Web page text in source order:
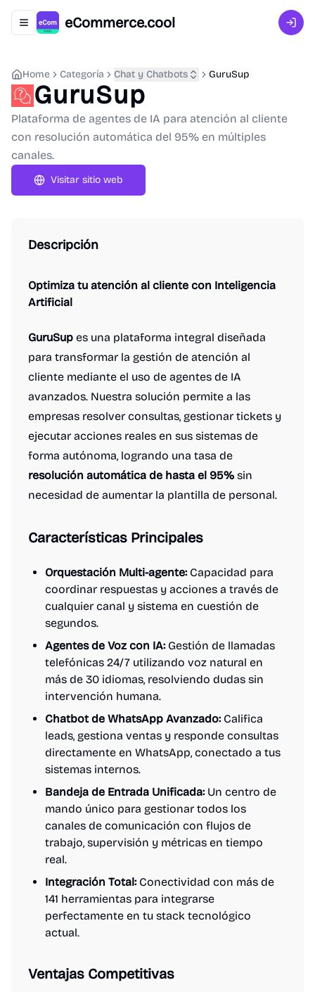
Abrir menú de navegación
eCommerce.cool
Home Categoría Chat y Chatbots GuruSup
GuruSup
Plataforma de agentes de IA para atención al cliente
con resolución automática del 95% en múltiples
canales.
Visitar sitio web
Descripción
Optimiza tu atención al cliente con Inteligencia
Artificial
GuruSup es una plataforma integral diseñada
para transformar la gestión de atención al
cliente mediante el uso de agentes de IA
avanzados. Nuestra solución permite a las
empresas resolver consultas, gestionar tickets y
ejecutar acciones reales en sus sistemas de
forma autónoma, logrando una tasa de
resolución automática de hasta el 95% sin
necesidad de aumentar la plantilla de personal.
Características Principales
Orquestación Multi-agente:Capacidad para
coordinar respuestas y acciones a través de
cualquier canal y sistema en cuestión de
segundos.
Agentes de Voz con IA:Gestión de llamadas
telefónicas 24/7 utilizando voz natural en
más de 30 idiomas, resolviendo dudas sin
intervención humana.
Chatbot de WhatsApp Avanzado:Califica
leads, gestiona ventas y responde consultas
directamente en WhatsApp, conectado a tus
sistemas internos.
Bandeja de Entrada Unificada:Un centro de
mando único para gestionar todos los
canales de comunicación con flujos de
trabajo, supervisión y métricas en tiempo
real.
Integración Total:Conectividad con más de
141 herramientas para integrarse
perfectamente en tu stack tecnológico
actual.
Ventajas Competitivas